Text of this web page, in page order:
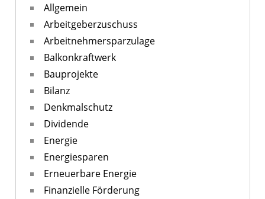
Allgemein
Arbeitgeberzuschuss
Arbeitnehmersparzulage
Balkonkraftwerk
Bauprojekte
Bilanz
Denkmalschutz
Dividende
Energie
Energiesparen
Erneuerbare Energie
Finanzielle Förderung